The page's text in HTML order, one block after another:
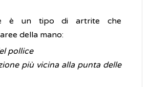
è un tipo di artrite che
della mano:
pollice
più vicina alla punta delle